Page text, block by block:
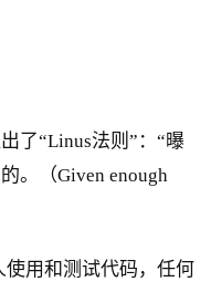
了“Linus法则”：“曝
。（Given enough
用和测试代码，任何